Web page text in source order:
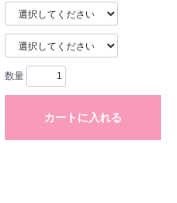
数量
カートに入れる